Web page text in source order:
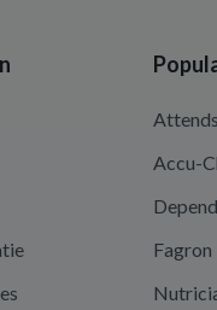
Accu-
Depend
Fagron